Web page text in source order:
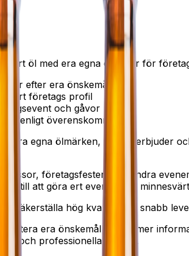
vårt öl med era egna etiketter för
efter era önskemål
ert företags profil
och gåvor
enligt överenskommelse
våra egna ölmärken, men vi erbjuder
mässor, företagsfester eller andra
till att göra ert evenemang
säkerställa hög kvalitet och snabb
era önskemål och få mer
och professionella lösning.